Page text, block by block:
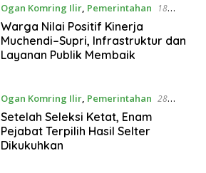
Ogan Komring Ilir, Pemerintahan
18
Desember 2025
Warga Nilai Positif Kinerja
Muchendi–Supri, Infrastruktur dan
Layanan Publik Membaik
Ogan Komring Ilir, Pemerintahan 28
November 2025
Setelah Seleksi Ketat, Enam
Pejabat Terpilih Hasil Selter
Dikukuhkan